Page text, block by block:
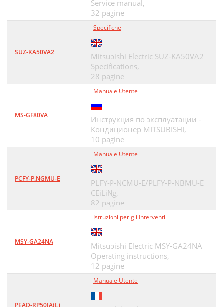
Service manual,
32 pagine
SUZ-KA50VA2
Specifiche
Mitsubishi Electric SUZ-KA50VA2
Specifications,
28 pagine
MS-GF80VA
Manuale Utente
Инструкция по эксплуатации -
Кондиционер MITSUBISHI,
10 pagine
PCFY-P.NGMU-E
Manuale Utente
PLFY-P-NCMU-E/PLFY-P-NBMU-E
CEiLiNg,
82 pagine
MSY-GA24NA
Istruzioni per gli Interventi
Mitsubishi Electric MSY-GA24NA
Operating instructions,
12 pagine
PEAD-RP50JA(L)
Manuale Utente